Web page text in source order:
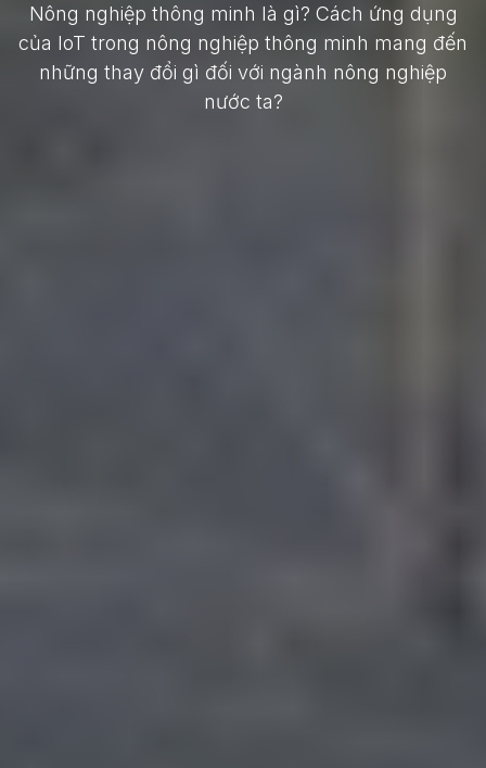
Nông nghiệp thông minh là gì? Cách ứng dụng
của IoT trong nông nghiệp thông minh mang đến
những thay đổi gì đối với ngành nông nghiệp
nước ta?